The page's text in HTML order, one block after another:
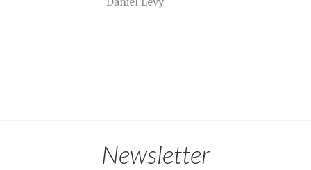
Newsletter